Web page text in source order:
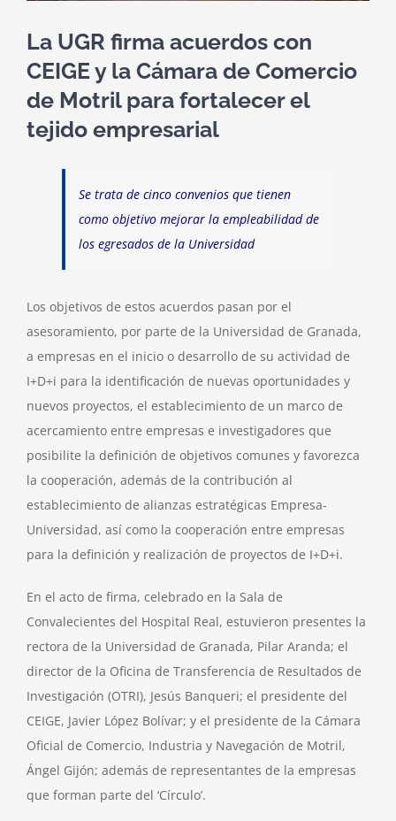
La UGR firma acuerdos con
CEIGE y la Cámara de Comercio
de Motril para fortalecer el
tejido empresarial
Se trata de cinco convenios que tienen
como objetivo mejorar la empleabilidad de
los egresados de la Universidad
Los objetivos de estos acuerdos pasan por el
asesoramiento, por parte de la Universidad de Granada,
a empresas en el inicio o desarrollo de su actividad de
I+D+i para la identificación de nuevas oportunidades y
nuevos proyectos, el establecimiento de un marco de
acercamiento entre empresas e investigadores que
posibilite la definición de objetivos comunes y favorezca
la cooperación, además de la contribución al
establecimiento de alianzas estratégicas Empresa-
Universidad, así como la cooperación entre empresas
para la definición y realización de proyectos de I+D+i.
En el acto de firma, celebrado en la Sala de
Convalecientes del Hospital Real, estuvieron presentes la
rectora de la Universidad de Granada, Pilar Aranda; el
director de la Oficina de Transferencia de Resultados de
Investigación (OTRI), Jesús Banqueri; el presidente del
CEIGE, Javier López Bolívar; y el presidente de la Cámara
Oficial de Comercio, Industria y Navegación de Motril,
Ángel Gijón; además de representantes de la empresas
que forman parte del ‘Círculo’.